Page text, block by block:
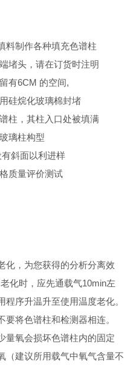
料制作各种填充色谱柱
堵头，请在订货时注明
有6CM 的空间,
硅烷化玻璃棉封堵
柱，其柱入口处被填满
璃柱构型
斜面以利进样
质量评价测试
化，为您获得的分析分离效
化时，应先通载气10min左
序升温升至使用温度老化。
将色谱柱和检测器相连。
量氧会损坏色谱柱内的固定
（建议所用载气中氧气含量不